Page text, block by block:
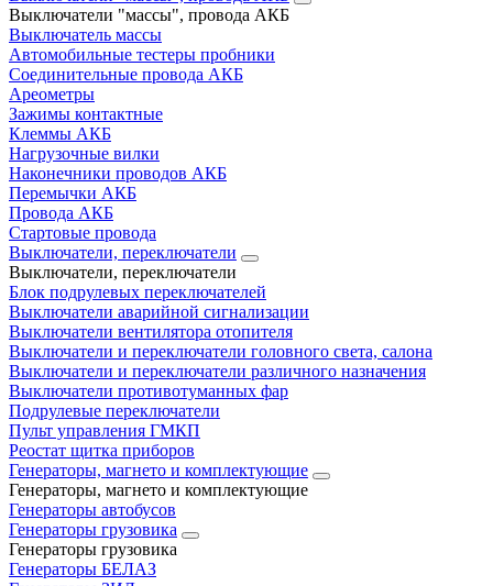
Выключатели "массы", провода АКБ
Выключатель массы
Автомобильные тестеры пробники
Соединительные провода АКБ
Ареометры
Зажимы контактные
Клеммы АКБ
Нагрузочные вилки
Наконечники проводов АКБ
Перемычки АКБ
Провода АКБ
Стартовые провода
Выключатели, переключатели
Выключатели, переключатели
Блок подрулевых переключателей
Выключатели аварийной сигнализации
Выключатели вентилятора отопителя
Выключатели и переключатели головного света, салона
Выключатели и переключатели различного назначения
Выключатели противотуманных фар
Подрулевые переключатели
Пульт управления ГМКП
Реостат щитка приборов
Генераторы, магнето и комплектующие
Генераторы, магнето и комплектующие
Генераторы автобусов
Генераторы грузовика
Генераторы грузовика
Генераторы БЕЛАЗ